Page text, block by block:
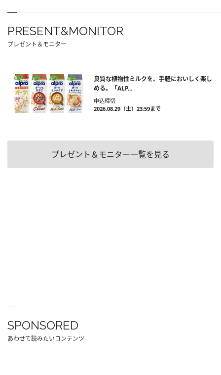
PRESENT&MONITOR
プレゼント＆モニター
良質な植物性ミルクを、手軽においしく楽し
める。「ALP...
申込締切
2026.08.29（土）23:59まで
プレゼント＆モニター一覧を見る
SPONSORED
あわせて読みたいコンテンツ